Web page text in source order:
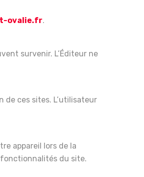
ovalie.fr.
survenir. L’Éditeur ne
de ces sites. L’utilisateur
appareil lors de la
du site.